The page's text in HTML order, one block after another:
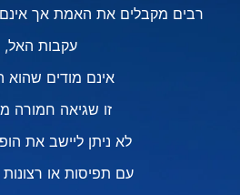
רבים מקבלים את האמת אך
עקבות האל,
אינם מודים שהוא
זו שגיאה חמורה
לא ניתן ליישב את
עם תפיסות או רצונות